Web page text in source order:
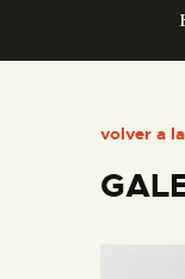
EL
volver a